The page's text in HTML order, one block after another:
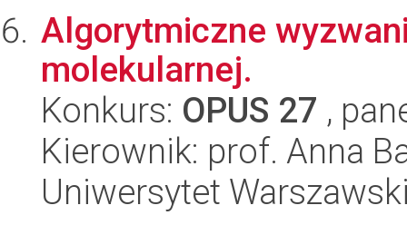
Algorytmiczne
molekularnej.
Konkurs: OPUS 27 ,
Kierownik: prof. Anna
Uniwersytet